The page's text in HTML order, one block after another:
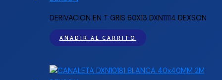
DERIVACION EN T GRIS 60X13 DXN11114 DEXSON
AÑADIR AL CARRITO